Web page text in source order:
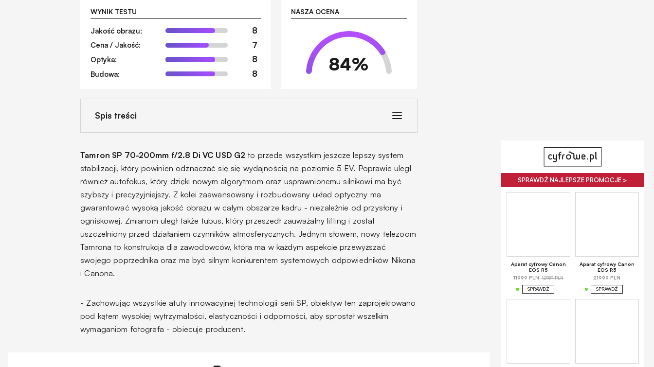
WYNIK TESTU
Jakość obrazu: 8
Cena / Jakość: 7
Optyka: 8
Budowa: 8
NASZA OCENA
84%
Spis treści
Tamron SP 70-200mm f/2.8 Di VC USD G2 to przede wszystkim jeszcze lepszy system
stabilizacji, który powinien odznaczać się się wydajnością na poziomie 5 EV. Poprawie uległ
również autofokus, który dzięki nowym algorytmom oraz usprawnionemu silnikowi ma być
szybszy i precyzyjniejszy. Z kolei zaawansowany i rozbudowany układ optyczny ma
gwarantować wysoką jakość obrazu w całym obszarze kadru - niezależnie od przysłony i
ogniskowej. Zmianom uległ także tubus, który przeszedł zauważalny lifting i został
uszczelniony przed działaniem czynników atmosferycznych. Jednym słowem, nowy telezoom
Tamrona to konstrukcja dla zawodowców, która ma w każdym aspekcie przewyższać
swojego poprzednika oraz ma być silnym konkurentem systemowych odpowiedników Nikona
i Canona.
- Zachowując wszystkie atuty innowacyjnej technologii serii SP, obiektyw ten zaprojektowano
pod kątem wysokiej wytrzymałości, elastyczności i odporności, aby sprostał wszelkim
wymaganiom fotografa - obiecuje producent.
SPRAWDŹ NAJLEPSZE PROMOCJE >
Aparat cyfrowy Canon
EOS R5
11999 PLN 12989 PLN
SPRAWDŹ
Aparat cyfrowy Canon
EOS R3
21999 PLN
SPRAWDŹ